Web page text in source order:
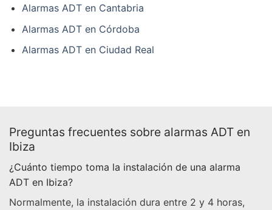
Alarmas ADT en Cantabria
Alarmas ADT en Córdoba
Alarmas ADT en Ciudad Real
Preguntas frecuentes sobre alarmas ADT en
Ibiza
¿Cuánto tiempo toma la instalación de una alarma
ADT en Ibiza?
Normalmente, la instalación dura entre 2 y 4 horas,